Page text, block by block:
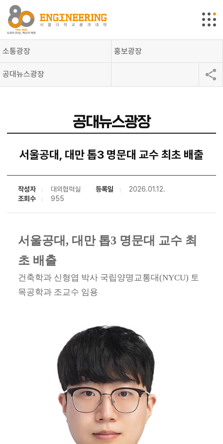
소통광장 홍보광장
공대뉴스광장
공대뉴스광장
서울공대, 대만 톱3 명문대 교수 최초 배출
작성자 대외협력실 등록일
2026.01.12.
조회수
955
서울공대, 대만 톱3 명문대 교수 최
초 배출
건축학과 신형엽 박사 국립양명교통대(NYCU) 토
목공학과 조교수 임용